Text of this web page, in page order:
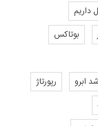
داریم
بوتاکس
ابرو
رپورتاژ